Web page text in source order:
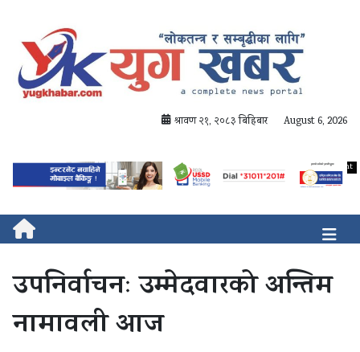
श्रावण २१, २०८३ बिहिबार August 6, 2026
उपनिर्वाचनः उम्मेदवारको अन्तिम
नामावली आज